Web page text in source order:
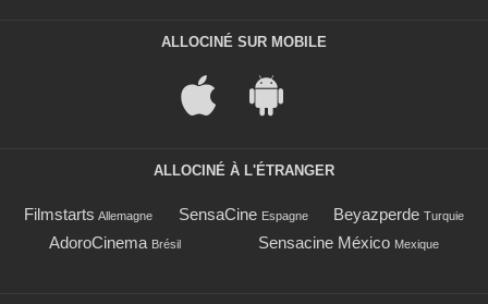
ALLOCINÉ SUR MOBILE
ALLOCINÉ À L'ÉTRANGER
Filmstarts Allemagne SensaCine Espagne Beyazperde Turquie
AdoroCinema Brésil Sensacine México Mexique